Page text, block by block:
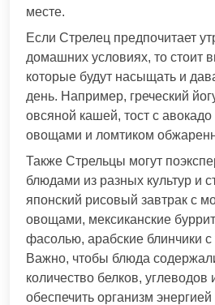
месте.
Если Стрелец предпочитает
домашних условиях, то стоит
которые будут насыщать и
день. Например, греческий
овсяной кашей, тост с
овощами и ломтиком
Также Стрельцы могут
блюдами из разных культур и
японский рисовый завтрак с
овощами, мексиканские
фасолью, арабские блинчики
Важно, чтобы блюда
количество белков,
обеспечить организм